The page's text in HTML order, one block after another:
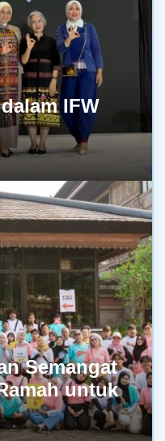
IFW
Semangat
untuk